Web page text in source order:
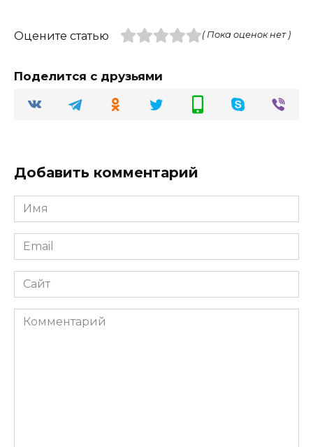
Оцените статью ( Пока оценок нет )
Поделится с друзьями
Добавить комментарий
Имя
Email
Сайт
Комментарий